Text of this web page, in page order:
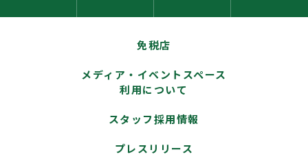
免税店
メディア・イベントスペース
利用について
スタッフ採用情報
プレスリリース